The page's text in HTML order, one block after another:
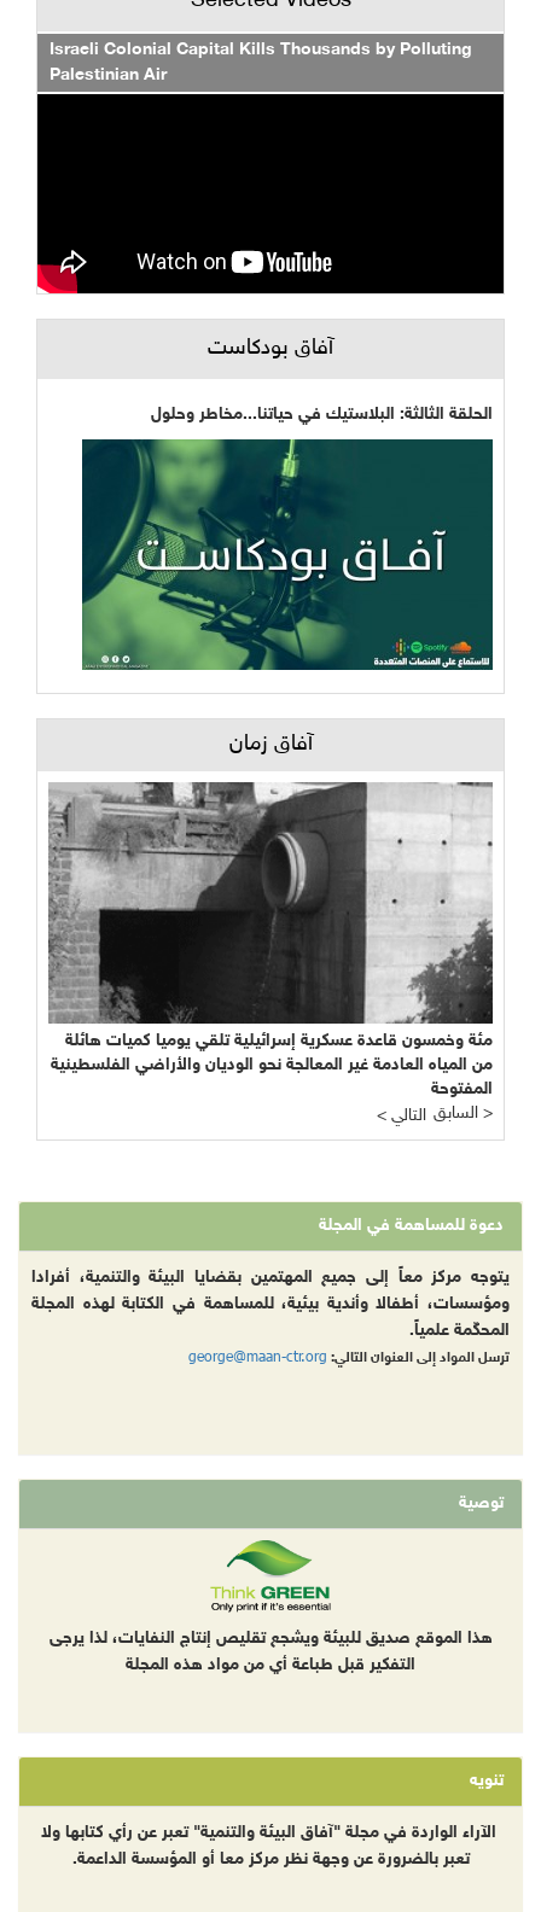
Israeli Colonial Capital Kills Thousands by Polluting
Palestinian Air
آفاق بودكاست
الحلقة الثالثة: البلاستيك في حياتنا...مخاطر وحلول
آفاق زمان
مئة وخمسون قاعدة عسكرية إسرائيلية تلقي يوميا كميات هائلة
من المياه العادمة غير المعالجة نحو الوديان والأراضي الفلسطينية
المفتوحة
< التالي
السابق >
دعوة للمساهمة في المجلة
يتوجه مركز معاً إلى جميع المهتمين بقضايا البيئة والتنمية، أفرادا
ومؤسسات، أطفالا وأندية بيئية، للمساهمة في الكتابة لهذه المجلة
المحكّمة علمياً.
ترسل المواد إلى العنوان التالي: george@maan-ctr.org
توصية
هذا الموقع صديق للبيئة ويشجع تقليص إنتاج النفايات، لذا يرجى
التفكير قبل طباعة أي من مواد هذه المجلة
تنويه
الآراء الواردة في مجلة "آفاق البيئة والتنمية" تعبر عن رأي كتابها ولا
تعبر بالضرورة عن وجهة نظر مركز معا أو المؤسسة الداعمة.